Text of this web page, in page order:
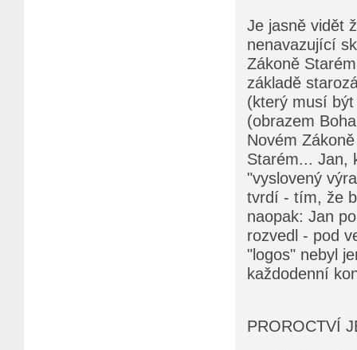
Je jasně vidět
nenavazující
Zákoně
základě
(který musí
(obrazem
Novém
Starém... Jan,
"vyslovený
tvrdí - tím, že
naopak: Jan
rozvedl - pod
"logos" nebyl
každodenní
PROROCTVÍ